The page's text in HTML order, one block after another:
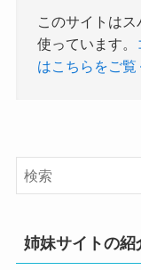
このサイトは
使っています。
はこちらをご覧
姉妹サイトの紹